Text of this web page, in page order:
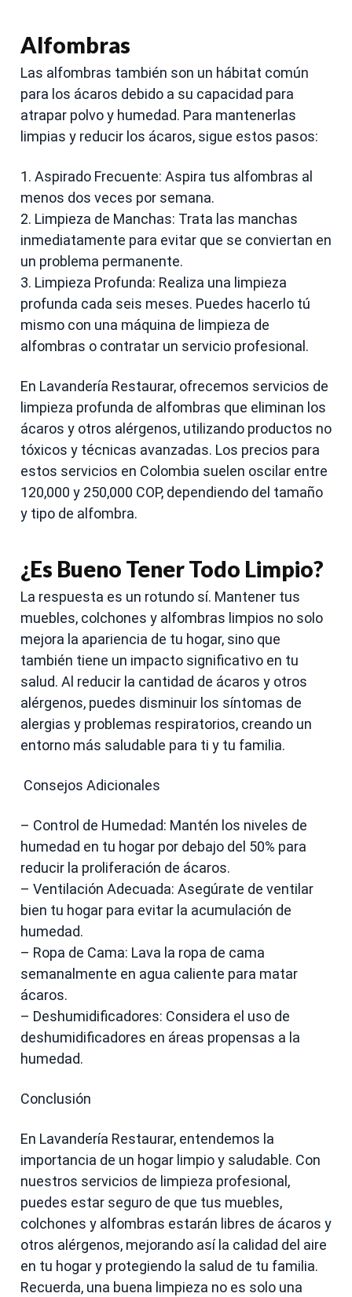
Alfombras
Las alfombras también son un hábitat común
para los ácaros debido a su capacidad para
atrapar polvo y humedad. Para mantenerlas
limpias y reducir los ácaros, sigue estos pasos:
1. Aspirado Frecuente: Aspira tus alfombras al
menos dos veces por semana.
2. Limpieza de Manchas: Trata las manchas
inmediatamente para evitar que se conviertan en
un problema permanente.
3. Limpieza Profunda: Realiza una limpieza
profunda cada seis meses. Puedes hacerlo tú
mismo con una máquina de limpieza de
alfombras o contratar un servicio profesional.
En Lavandería Restaurar, ofrecemos servicios de
limpieza profunda de alfombras que eliminan los
ácaros y otros alérgenos, utilizando productos no
tóxicos y técnicas avanzadas. Los precios para
estos servicios en Colombia suelen oscilar entre
120,000 y 250,000 COP, dependiendo del tamaño
y tipo de alfombra.
¿Es Bueno Tener Todo Limpio?
La respuesta es un rotundo sí. Mantener tus
muebles, colchones y alfombras limpios no solo
mejora la apariencia de tu hogar, sino que
también tiene un impacto significativo en tu
salud. Al reducir la cantidad de ácaros y otros
alérgenos, puedes disminuir los síntomas de
alergias y problemas respiratorios, creando un
entorno más saludable para ti y tu familia.
Consejos Adicionales
– Control de Humedad: Mantén los niveles de
humedad en tu hogar por debajo del 50% para
reducir la proliferación de ácaros.
– Ventilación Adecuada: Asegúrate de ventilar
bien tu hogar para evitar la acumulación de
humedad.
– Ropa de Cama: Lava la ropa de cama
semanalmente en agua caliente para matar
ácaros.
– Deshumidificadores: Considera el uso de
deshumidificadores en áreas propensas a la
humedad.
Conclusión
En Lavandería Restaurar, entendemos la
importancia de un hogar limpio y saludable. Con
nuestros servicios de limpieza profesional,
puedes estar seguro de que tus muebles,
colchones y alfombras estarán libres de ácaros y
otros alérgenos, mejorando así la calidad del aire
en tu hogar y protegiendo la salud de tu familia.
Recuerda, una buena limpieza no es solo una